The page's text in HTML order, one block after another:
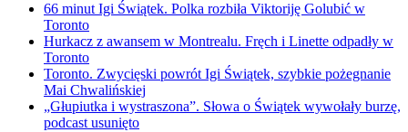
66 minut Igi Świątek. Polka rozbiła Viktoriję Golubić w
Toronto
Hurkacz z awansem w Montrealu. Fręch i Linette odpadły w
Toronto
Toronto. Zwycięski powrót Igi Świątek, szybkie pożegnanie
Mai Chwalińskiej
„Głupiutka i wystraszona”. Słowa o Świątek wywołały burzę,
podcast usunięto